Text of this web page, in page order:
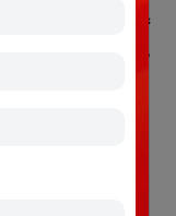
is the source of
friends even the
niềm vui lớn lao